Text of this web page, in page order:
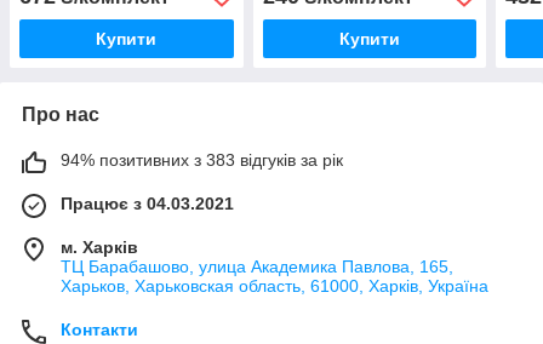
Купити Купити
Про нас
94% позитивних з 383 відгуків за рік
Працює з 04.03.2021
м. Харків
ТЦ Барабашово, улица Академика Павлова, 165,
Харьков, Харьковская область, 61000, Харків, Україна
Контакти